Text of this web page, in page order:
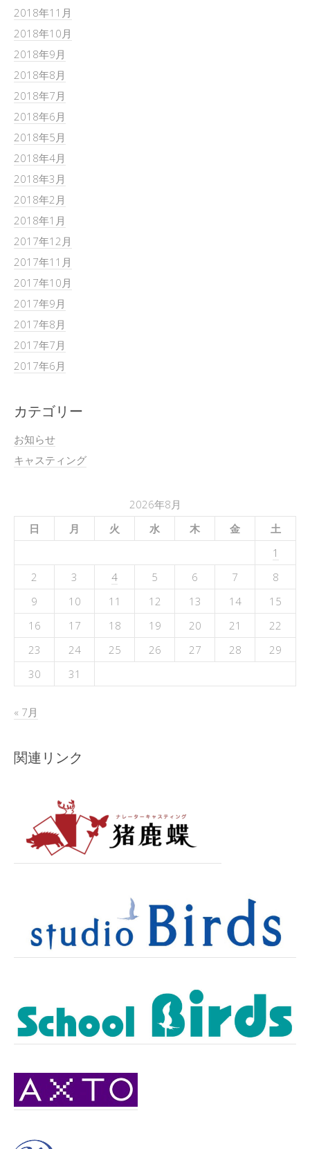
2018年11月
2018年10月
2018年9月
2018年8月
2018年7月
2018年6月
2018年5月
2018年4月
2018年3月
2018年2月
2018年1月
2017年12月
2017年11月
2017年10月
2017年9月
2017年8月
2017年7月
2017年6月
カテゴリー
お知らせ
キャスティング
2026年8月
日
月 火 水 木 金
土
1
2
3 4 5 6 7
8
9
10 11 12 13 14
15
16
17 18 19 20 21
22
23
24 25 26 27 28
29
30
31
« 7月
関連リンク